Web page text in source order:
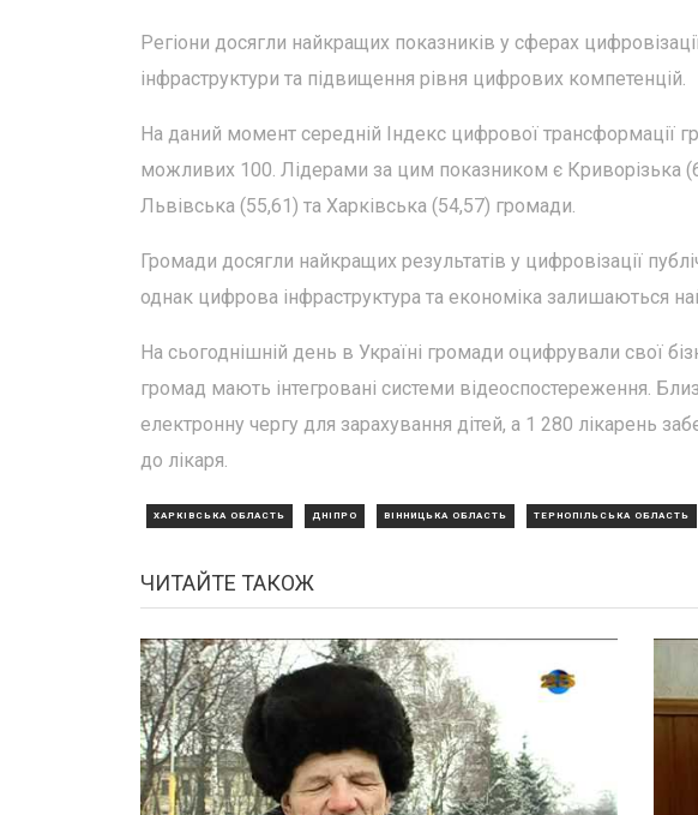
Регіони досягли найкращих показників у сферах
інфраструктури та підвищення рівня цифрових компетенцій.
На даний момент середній Індекс цифрової трансформації
можливих 100. Лідерами за цим показником є Криворізька
Львівська (55,61) та Харківська (54,57) громади.
Громади досягли найкращих результатів у цифровізації
однак цифрова інфраструктура та економіка залишаються
На сьогоднішній день в Україні громади оцифрували свої
громад мають інтегровані системи відеоспостереження.
електронну чергу для зарахування дітей, а 1 280 лікарень
до лікаря.
ХАРКІВСЬКА ОБЛАСТЬ ДНІПРО ВІННИЦЬКА ОБЛАСТЬ ТЕРНОПІЛЬСЬКА ОБЛАСТЬ
ЧИТАЙТЕ ТАКОЖ